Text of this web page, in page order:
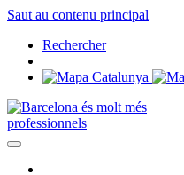
Saut au contenu principal
Rechercher
professionnels